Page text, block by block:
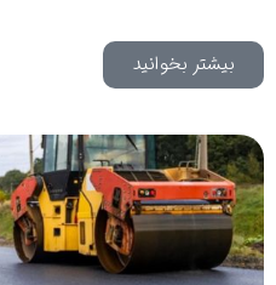
بیشتر بخوانید